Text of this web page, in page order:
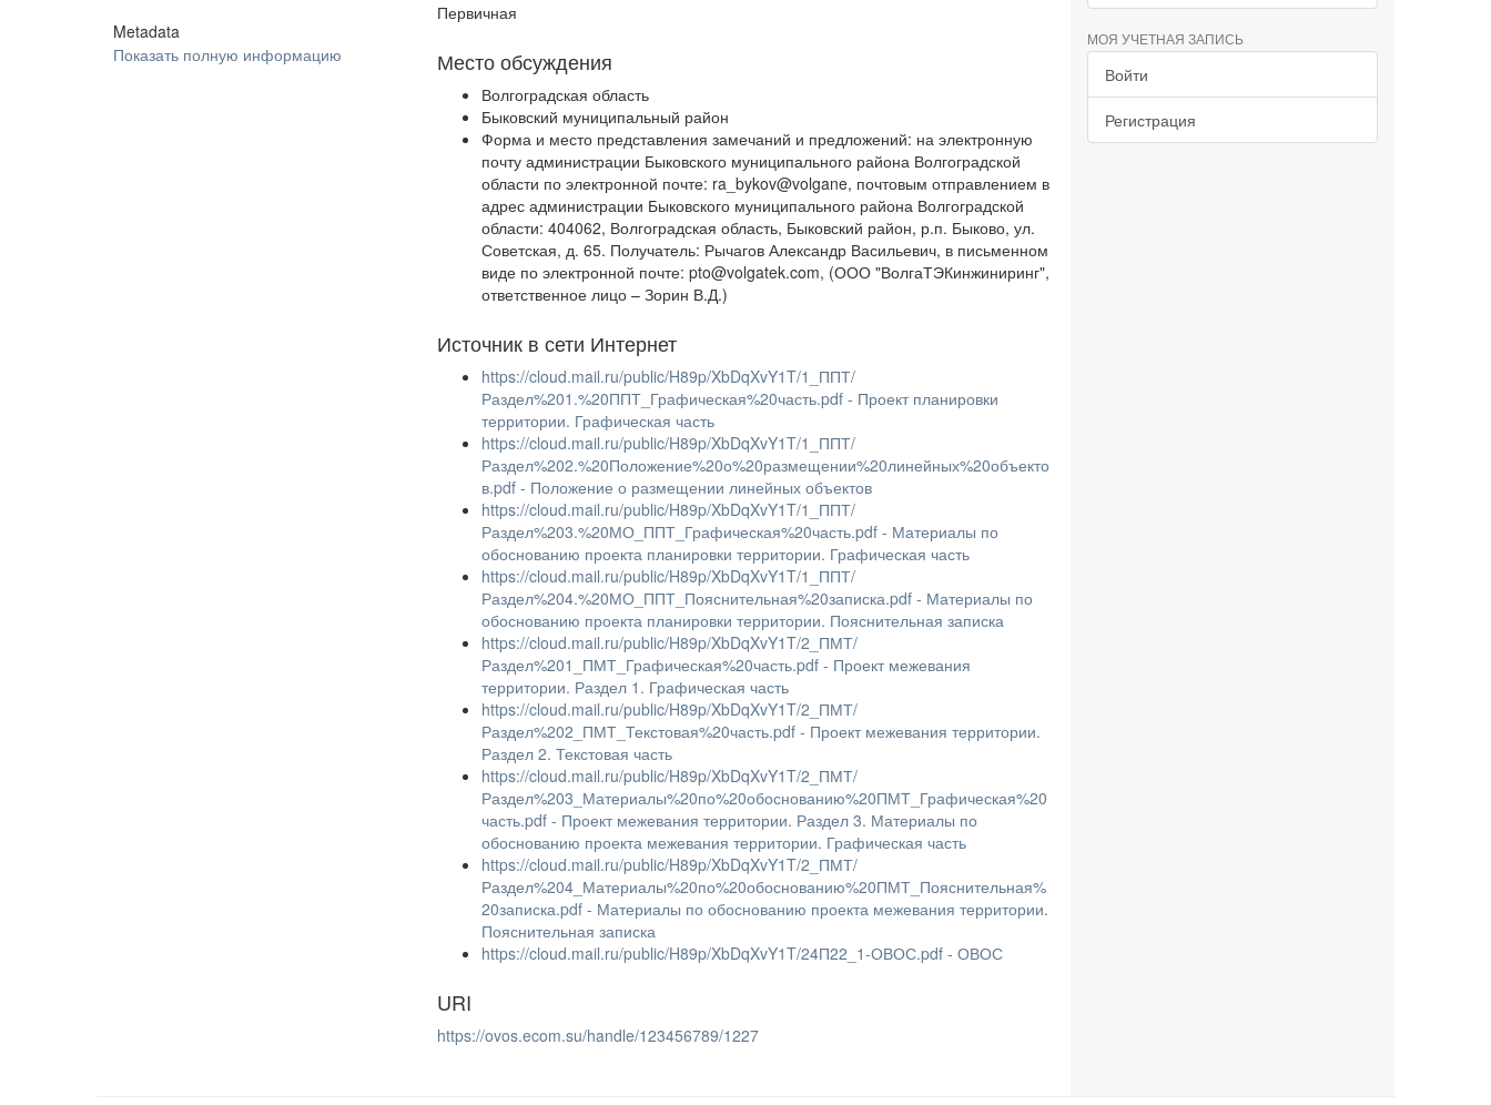
Metadata
Показать полную информацию
Первичная
Место обсуждения
Волгоградская область
Быковский муниципальный район
Форма и место представления замечаний и предложений: на электронную
почту администрации Быковского муниципального района Волгоградской
области по электронной почте: ra_bykov@volgane, почтовым отправлением в
адрес администрации Быковского муниципального района Волгоградской
области: 404062, Волгоградская область, Быковский район, р.п. Быково, ул.
Советская, д. 65. Получатель: Рычагов Александр Васильевич, в письменном
виде по электронной почте: pto@volgatek.com, (ООО "ВолгаТЭКинжиниринг",
ответственное лицо – Зорин В.Д.)
Источник в сети Интернет
https://cloud.mail.ru/public/H89p/XbDqXvY1T/1_ППТ/
Раздел%201.%20ППТ_Графическая%20часть.pdf - Проект планировки
территории. Графическая часть
https://cloud.mail.ru/public/H89p/XbDqXvY1T/1_ППТ/
Раздел%202.%20Положение%20о%20размещении%20линейных%20объекто
в.pdf - Положение о размещении линейных объектов
https://cloud.mail.ru/public/H89p/XbDqXvY1T/1_ППТ/
Раздел%203.%20МО_ППТ_Графическая%20часть.pdf - Материалы по
обоснованию проекта планировки территории. Графическая часть
https://cloud.mail.ru/public/H89p/XbDqXvY1T/1_ППТ/
Раздел%204.%20МО_ППТ_Пояснительная%20записка.pdf - Материалы по
обоснованию проекта планировки территории. Пояснительная записка
https://cloud.mail.ru/public/H89p/XbDqXvY1T/2_ПМТ/
Раздел%201_ПМТ_Графическая%20часть.pdf - Проект межевания
территории. Раздел 1. Графическая часть
https://cloud.mail.ru/public/H89p/XbDqXvY1T/2_ПМТ/
Раздел%202_ПМТ_Текстовая%20часть.pdf - Проект межевания территории.
Раздел 2. Текстовая часть
https://cloud.mail.ru/public/H89p/XbDqXvY1T/2_ПМТ/
Раздел%203_Материалы%20по%20обоснованию%20ПМТ_Графическая%20
часть.pdf - Проект межевания территории. Раздел 3. Материалы по
обоснованию проекта межевания территории. Графическая часть
https://cloud.mail.ru/public/H89p/XbDqXvY1T/2_ПМТ/
Раздел%204_Материалы%20по%20обоснованию%20ПМТ_Пояснительная%
20записка.pdf - Материалы по обоснованию проекта межевания территории.
Пояснительная записка
https://cloud.mail.ru/public/H89p/XbDqXvY1T/24П22_1-ОВОС.pdf - ОВОС
URI
https://ovos.ecom.su/handle/123456789/1227
МОЯ УЧЕТНАЯ ЗАПИСЬ
Войти
Регистрация